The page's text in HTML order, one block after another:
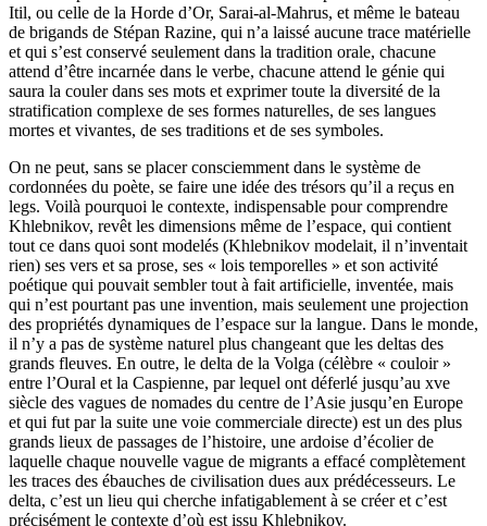
Itil, ou celle de la Horde d’Or, Sarai-al-Mahrus, et même le bateau
de brigands de Stépan Razine, qui n’a laissé aucune trace maté­rielle
et qui s’est conservé seulement dans la tradition orale, chacune
attend d’être incarnée dans le verbe, chacune attend le génie qui
saura la couler dans ses mots et exprimer toute la diversité de la
stratification complexe de ses formes naturelles, de ses langues
mortes et vivantes, de ses traditions et de ses symboles.
On ne peut, sans se placer consciemment dans le système de
cordonnées du poète, se faire une idée des trésors qu’il a reçus en
legs. Voilà pourquoi le contexte, indispensable pour comprendre
Khlebnikov, revêt les dimensions même de l’espace, qui contient
tout ce dans quoi sont modelés (Khlebnikov modelait, il n’inventait
rien) ses vers et sa prose, ses « lois temporelles » et son activité
poétique qui pouvait sembler tout à fait artificielle, inventée, mais
qui n’est pourtant pas une invention, mais seulement une projection
des propriétés dynamiques de l’espace sur la langue. Dans le monde,
il n’y a pas de système naturel plus changeant que les deltas des
grands fleuves. En ou­tre, le delta de la Volga (célèbre « couloir »
entre l’Oural et la Caspienne, par lequel ont déferlé jusqu’au xve
siècle des vagues de nomades du centre de l’Asie jusqu’en Europe
et qui fut par la suite une voie commerciale directe) est un des plus
grands lieux de passages de l’histoire, une ardoise d’écolier de
laquelle chaque nouvelle vague de migrants a effacé complètement
les traces des ébauches de civilisation dues aux prédécesseurs. Le
delta, c’est un lieu qui cherche infatigablement à se créer et c’est
précisément le contexte d’où est issu Khlebnikov.